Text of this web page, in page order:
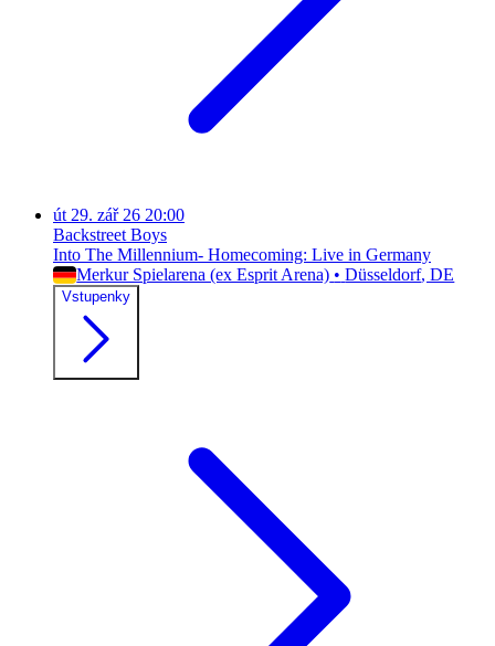
út 29. zář 26 20:00
Backstreet Boys
Into The Millennium- Homecoming: Live in Germany
Merkur Spielarena (ex Esprit Arena) • Düsseldorf, DE
Vstupenky